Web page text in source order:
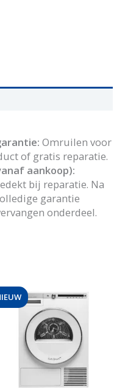
Omruilen voor
of gratis reparatie.
aankoop):
bij reparatie. Na
garantie
onderdeel.